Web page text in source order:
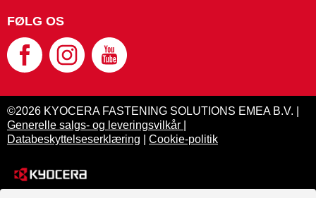
FØLG OS
©2026 KYOCERA FASTENING SOLUTIONS EMEA B.V. |
Generelle salgs- og leveringsvilkår
Databeskyttelseserklæring
Cookie-politik